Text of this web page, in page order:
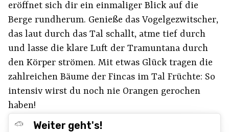
eröffnet sich dir ein einmaliger Blick auf die
Berge rundherum. Genieße das Vogelgezwitscher,
das laut durch das Tal schallt, atme tief durch
und lasse die klare Luft der Tramuntana durch
den Körper strömen. Mit etwas Glück tragen die
zahlreichen Bäume der Fincas im Tal Früchte: So
intensiv wirst du noch nie Orangen gerochen
haben!
Weiter geht's!